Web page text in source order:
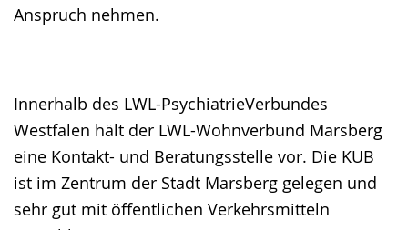
Anspruch nehmen.
Innerhalb des LWL-PsychiatrieVerbundes
Westfalen hält der LWL-Wohnverbund Marsberg
eine Kontakt- und Beratungsstelle vor. Die KUB
ist im Zentrum der Stadt Marsberg gelegen und
sehr gut mit öffentlichen Verkehrsmitteln